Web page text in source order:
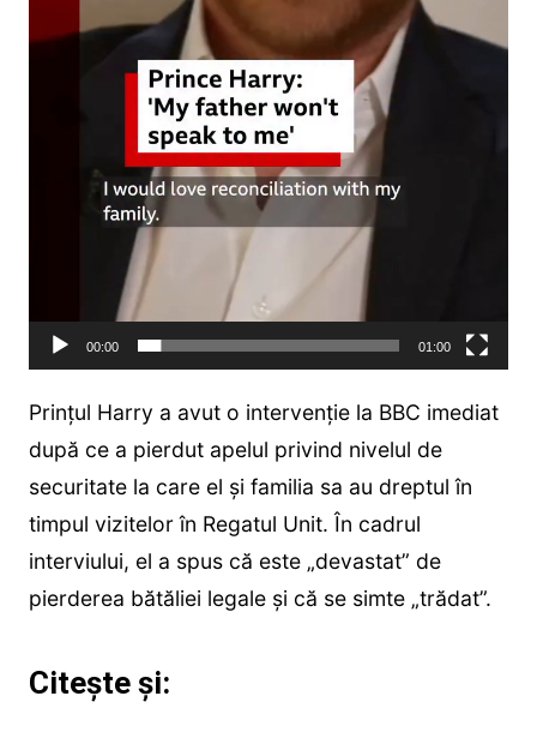
00:00 01:00
Prințul Harry a avut o intervenție la BBC imediat
după ce a pierdut apelul privind nivelul de
securitate la care el și familia sa au dreptul în
timpul vizitelor în Regatul Unit. În cadrul
interviului, el a spus că este „devastat” de
pierderea bătăliei legale și că se simte „trădat”.
Citește și: